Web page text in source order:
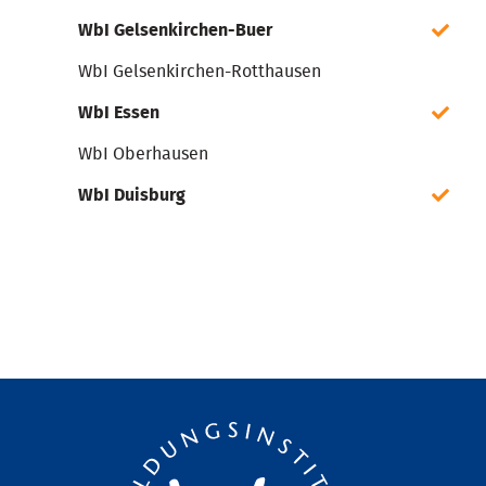
WbI Gelsenkirchen-Buer
WbI Gelsenkirchen-Rotthausen
WbI Essen
WbI Oberhausen
WbI Duisburg